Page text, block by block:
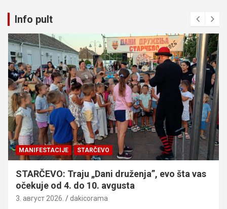
Info pult
MANIFESTACIJE STARČEVO
STARČEVO: Traju „Dani druženja”, evo šta vas
očekuje od 4. do 10. avgusta
3. август 2026. dakicorama